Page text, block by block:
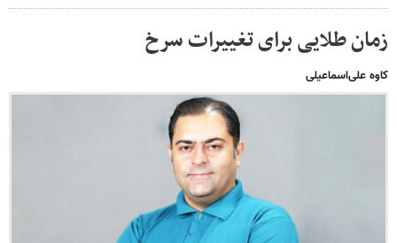
زمان طلایی برای تغییرات سرخ
کاوه علی‌اسماعیلی